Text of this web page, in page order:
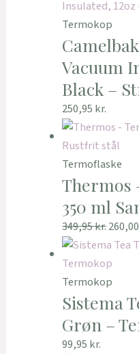
Termokop
Vacuum
Black –
250,95 kr.
Termoflaske
Thermos
350 ml
349,95kr.260,00
Termokop
Sistema
Grøn –
99,95 kr.